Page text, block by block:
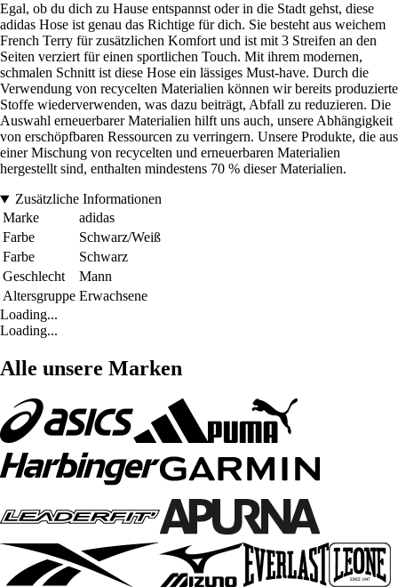
Egal, ob du dich zu Hause entspannst oder in die Stadt gehst, diese
adidas Hose ist genau das Richtige für dich. Sie besteht aus weichem
French Terry für zusätzlichen Komfort und ist mit 3 Streifen an den
Seiten verziert für einen sportlichen Touch. Mit ihrem modernen,
schmalen Schnitt ist diese Hose ein lässiges Must-have. Durch die
Verwendung von recycelten Materialien können wir bereits produzierte
Stoffe wiederverwenden, was dazu beiträgt, Abfall zu reduzieren. Die
Auswahl erneuerbarer Materialien hilft uns auch, unsere Abhängigkeit
von erschöpfbaren Ressourcen zu verringern. Unsere Produkte, die aus
einer Mischung von recycelten und erneuerbaren Materialien
hergestellt sind, enthalten mindestens 70 % dieser Materialien.
Zusätzliche Informationen
Marke
adidas
Farbe
Schwarz/Weiß
Farbe
Schwarz
Geschlecht
Mann
Altersgruppe Erwachsene
Loading...
Loading...
Alle unsere Marken